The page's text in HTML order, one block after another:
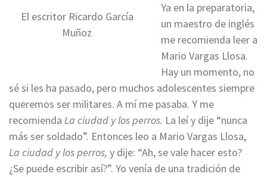
El escritor Ricardo García
Muñoz
Ya en la preparatoria,
un maestro de inglés
me recomienda leer a
Mario Vargas Llosa.
Hay un momento, no
sé si les ha pasado, pero muchos adolescentes siempre
queremos ser militares. A mí me pasaba. Y me
recomienda La ciudad y los perros. La leí y dije “nunca
más ser soldado”. Entonces leo a Mario Vargas Llosa,
La ciudad y los perros, y dije: “Ah, se vale hacer esto?
¿Se puede escribir así?”. Yo venía de una tradición de